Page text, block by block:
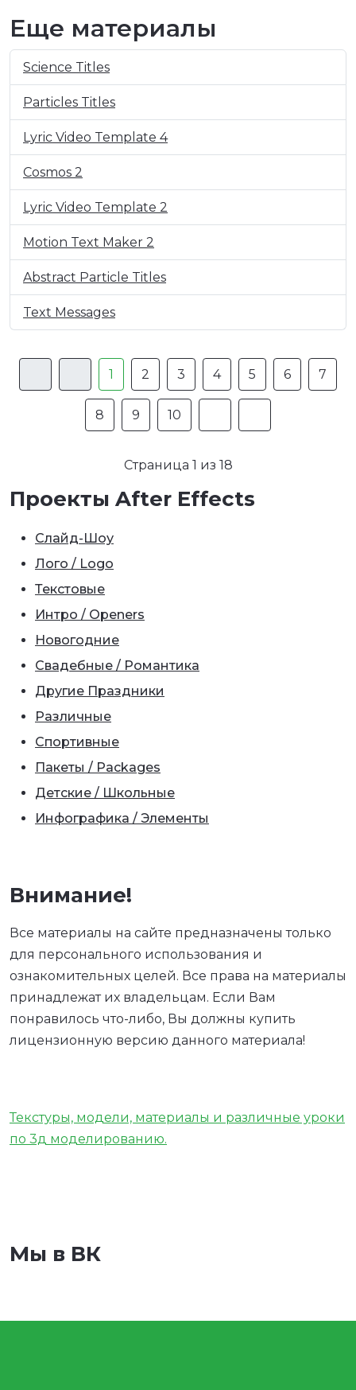
Еще материалы
Science Titles
Particles Titles
Lyric Video Template 4
Cosmos 2
Lyric Video Template 2
Motion Text Maker 2
Abstract Particle Titles
Text Messages
1 2 3 4 5 6 7
8 9 10
Страница 1 из 18
Проекты After Effects
Слайд-Шоу
Лого / Logo
Текстовые
Интро / Openers
Новогодние
Свадебные / Романтика
Другие Праздники
Различные
Спортивные
Пакеты / Packages
Детские / Школьные
Инфографика / Элементы
Внимание!
Все материалы на сайте предназначены только
для персонального использования и
ознакомительных целей. Все права на материалы
принадлежат их владельцам. Если Вам
понравилось что-либо, Вы должны купить
лицензионную версию данного материала!
Текстуры, модели, материалы и различные уроки
по 3д моделированию.
Мы в ВК